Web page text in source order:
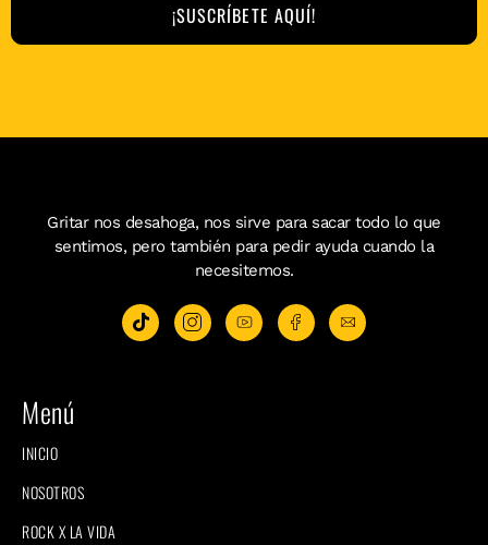
¡SUSCRÍBETE AQUÍ!
Gritar nos desahoga, nos sirve para sacar todo lo que
sentimos, pero también para pedir ayuda cuando la
necesitemos.
Menú
INICIO
NOSOTROS
ROCK X LA VIDA